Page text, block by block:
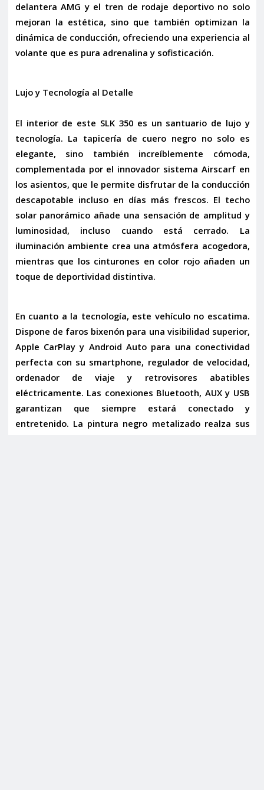
delantera AMG y el tren de rodaje deportivono solo
mejoran la estética, sino que también optimizan la
dinámica de conducción, ofreciendo una experiencia al
volante que es pura adrenalina y sofisticación.
Lujo y Tecnología al Detalle
El interior de este SLK 350 es un santuario de lujo y
tecnología. La tapicería de cuero negrono solo es
elegante, sino también increíblemente cómoda,
complementada por el innovador sistemaAirscarf en
los asientos, que le permite disfrutar de la conducción
descapotable incluso en días más frescos. El techo
solar panorámico añade una sensación de amplitud y
luminosidad, incluso cuando está cerrado. La
iluminación ambiente crea una atmósfera acogedora,
mientras que los cinturones en color rojoañaden un
toque de deportividad distintiva.
En cuanto a la tecnología, este vehículo no escatima.
Dispone de faros bixenón para una visibilidad superior,
Apple CarPlay y Android Autopara una conectividad
perfecta con su smartphone, regulador de velocidad,
ordenador de viaje y retrovisores abatibles
eléctricamente. Las conexiones Bluetooth, AUX y USB
garantizan que siempre estará conectado y
entretenido. La pintura negro metalizado realza sus